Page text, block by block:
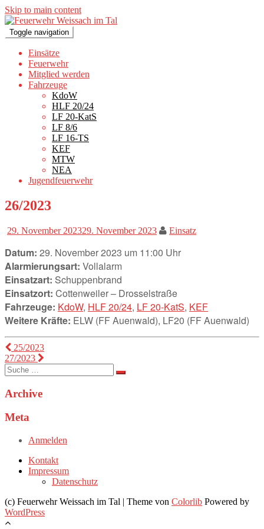
Skip to main content
Toggle navigation
Einsätze
Feuerwehr
Mitglied werden
Fahrzeuge
KdoW
HLF 20/24
LF 20-KatS
LF 8/6
LF 16-TS
KEF
MTW
NEA
Jugendfeuerwehr
26/2023
29. November 202329. November 2023 Einsatz
Datum: 29. November 2023 um 11:00 Uhr
Alarmierungsart: Vollalarm
Einsatzart: Schuppenbrand
Einsatzort: Cottenweiler – Drosselstraße
Fahrzeuge: KdoW, HLF 20/24, LF 20-KatS, KEF
Weitere Kräfte: ELW (FF Auenwald), LF20 (FF Auenwald)
Beitragsnavigation
25/2023
27/2023
Suche
nach:
Archive
Meta
Anmelden
Kontakt
Impressum
Datenschutz
(c) Feuerwehr Weissach im Tal | Theme von Colorlib Powered by
WordPress